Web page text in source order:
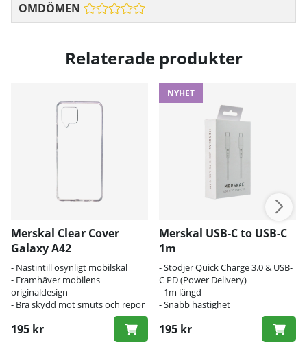
OMDÖMEN
Relaterade produkter
Merskal Clear Cover
Galaxy A42
- Nästintill osynligt mobilskal
- Framhäver mobilens
originaldesign
- Bra skydd mot smuts och repor
195 kr
NYHET
Merskal USB-C to USB-C
1m
- Stödjer Quick Charge 3.0 & USB-
C PD (Power Delivery)
- 1m längd
- Snabb hastighet
195 kr